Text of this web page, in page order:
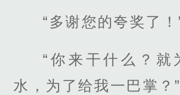
“多谢您的夸奖了！
“你来干什么？就
水，为了给我一巴掌？”